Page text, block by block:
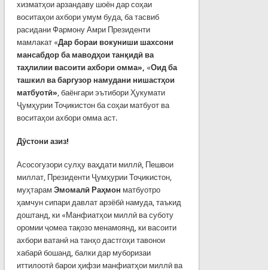
хизматҳои арзандаву шоён дар соҳаи
воситаҳои ахбори умум буда, ба тасвиб
расидани Фармону Амри Президенти
мамлакат «Дар бораи вокуниши шахсони
мансабдор ба маводҳои танқидӣ ва
таҳлилии васоити ахбори омма», «Оид ба
ташкил ва баргузор намудани нишастҳои
матбуотӣ» , баёнгари эътибори Ҳукумати
Ҷумҳурии Тоҷикистон ба соҳаи матбуот ва
воситаҳои ахбори омма аст.
Дӯстони азиз!
Асосогузори сулҳу ваҳдати миллӣ, Пешвои
миллат, Президенти Ҷумҳурии Тоҷикистон,
муҳтарам Эмомалӣ Раҳмон матбуотро
ҳамчун сипари давлат арзёбӣ намуда, таъкид
доштанд, ки «Манфиатҳои миллӣ ва суботу
оромии ҷомеа тақозо менамоянд, ки васоити
ахбори ватанӣ на танҳо дастгоҳи тавонои
хабарӣ бошанд, балки дар муборизаи
иттилоотӣ барои ҳифзи манфиатҳои миллӣ ва